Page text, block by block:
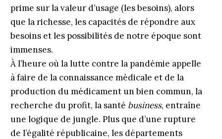
prime sur la valeur d’usage (les besoins), alors
que la richesse, les capacités de répondre aux
besoins et les possibilités de notre époque sont
immenses.
À l’heure où la lutte contre la pandémie appelle
à faire de la connaissance médicale et de la
production du médicament un bien commun, la
recherche du profit, la santé business, entraîne
une logique de jungle. Plus que d’une rupture
de l’égalité républicaine, les départements